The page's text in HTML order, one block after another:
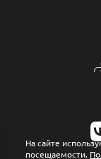
На сайте
посещаемости.